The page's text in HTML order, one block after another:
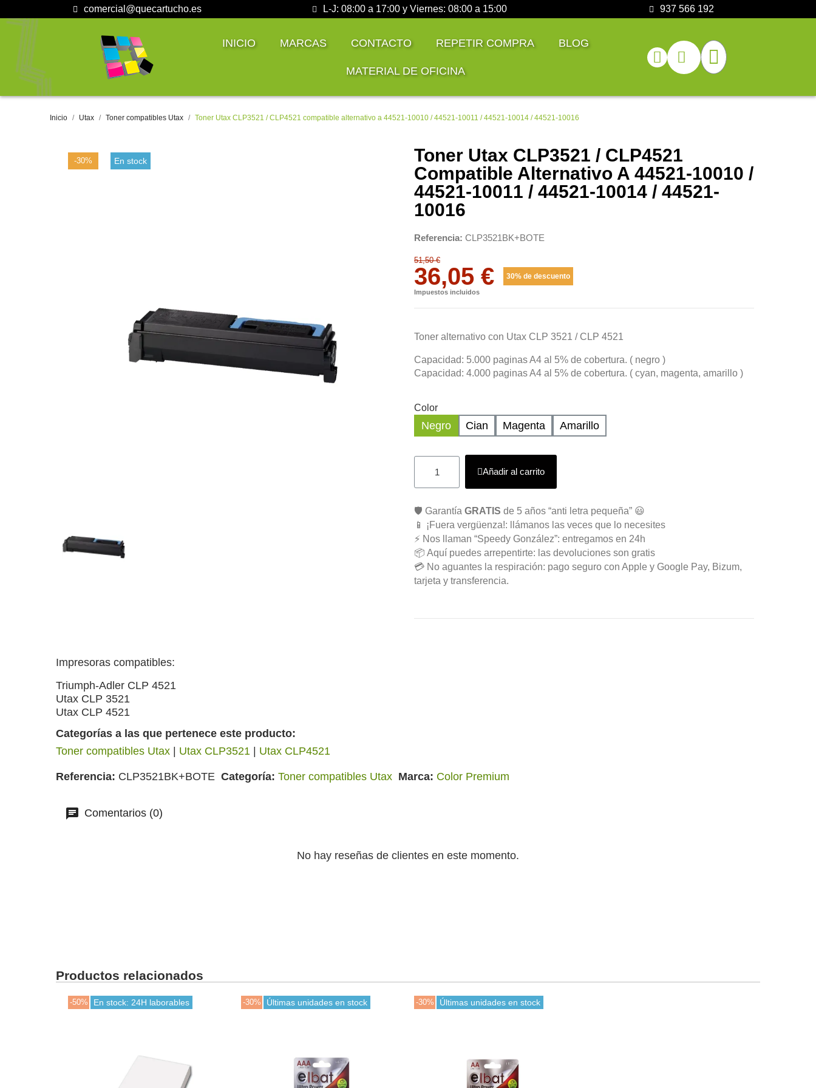
comercial@quecartucho.es L-J: 08:00 a 17:00 y Viernes: 08:00 a 15:00 937 566 192
INICIO MARCAS CONTACTO REPETIR COMPRA BLOG
MATERIAL DE OFICINA
Inicio Utax Toner compatibles Utax Toner Utax CLP3521 / CLP4521 compatible alternativo a 44521-10010 / 44521-10011 / 44521-10014 / 44521-10016
-30% En stock
Toner Utax CLP3521 / CLP4521
Compatible Alternativo A 44521-10010 /
44521-10011 / 44521-10014 / 44521-
10016
Referencia CLP3521BK+BOTE
51,50 €
36,05 € 30% de descuento
Impuestos incluidos
Toner alternativo con Utax CLP 3521 / CLP 4521
Capacidad: 5.000 paginas A4 al 5% de cobertura. ( negro )
Capacidad: 4.000 paginas A4 al 5% de cobertura. ( cyan, magenta, amarillo )
Color
Negro Cian Magenta Amarillo
Añadir al carrito
🛡️ Garantía GRATIS de 5 años “anti letra pequeña” 😃
📱 ¡Fuera vergüenza!: llámanos las veces que lo necesites
⚡ Nos llaman “Speedy González”: entregamos en 24h
📦 Aquí puedes arrepentirte: las devoluciones son gratis
💳 No aguantes la respiración: pago seguro con Apple y Google Pay, Bizum,
tarjeta y transferencia.
Impresoras compatibles:
Triumph-Adler CLP 4521
Utax CLP 3521
Utax CLP 4521
Categorías a las que pertenece este producto:
Toner compatibles Utax
Utax CLP3521 Utax CLP4521
Referencia CLP3521BK+BOTE Categoría Toner compatibles Utax Marca Color Premium
Comentarios (0)
No hay reseñas de clientes en este momento.
Productos relacionados
-50% En stock: 24H laborables -30% Últimas unidades en stock -30% Últimas unidades en stock